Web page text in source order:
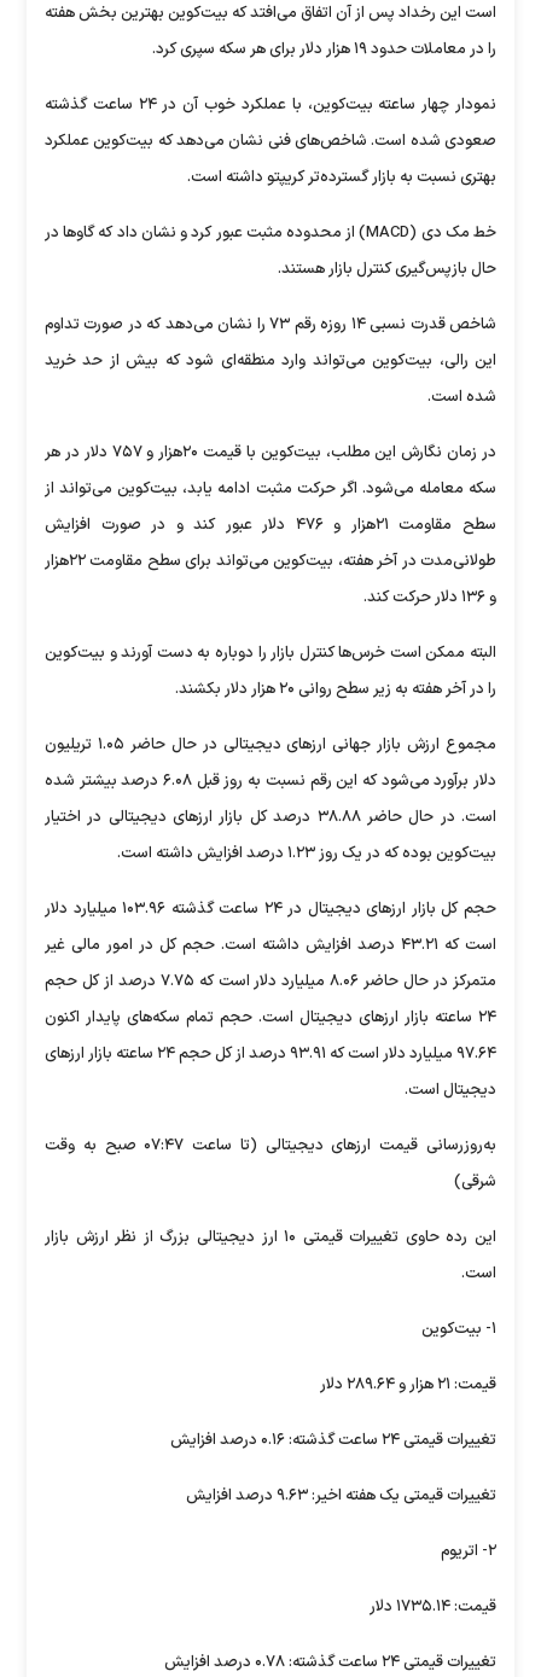
است این رخداد پس از آن اتفاق می‌افتد که بیت‌کوین بهترین بخش هفته
را در معاملات حدود ۱۹ هزار دلار برای هر سکه سپری کرد.
نمودار چهار ساعته بیت‌کوین، با عملکرد خوب آن در ۲۴ ساعت گذشته
صعودی شده است. شاخص‌های فنی نشان می‌دهد که بیت‌کوین عملکرد
بهتری نسبت به بازار گسترده‌تر کریپتو داشته است.
خط مک‌ دی (MACD) از محدوده مثبت عبور کرد و نشان داد که گاوها در
حال بازپس‌گیری کنترل بازار هستند.
شاخص قدرت نسبی ۱۴ روزه رقم ۷۳ را نشان می‌دهد که در صورت تداوم
این رالی، بیت‌کوین می‌تواند وارد منطقه‌ای شود که بیش از حد خرید
شده است.
در زمان نگارش این مطلب، بیت‌کوین با قیمت ۲۰هزار و ۷۵۷ دلار در هر
سکه معامله می‌شود. اگر حرکت مثبت ادامه یابد، بیت‌کوین می‌تواند از
سطح مقاومت ۲۱هزار و ۴۷۶ دلار عبور کند و در صورت افزایش
طولانی‌مدت در آخر هفته، بیت‌کوین می‌تواند برای سطح مقاومت ۲۲هزار
و ۱۳۶ دلار حرکت کند.
البته ممکن است خرس‌ها کنترل بازار را دوباره به دست آورند و بیت‌کوین
را در آخر هفته به زیر سطح روانی ۲۰ هزار دلار بکشند.
مجموع ارزش بازار جهانی ارزهای دیجیتالی در حال حاضر ۱.۰۵ تریلیون
دلار برآورد می‌شود که این رقم نسبت به روز قبل ۶.۰۸ درصد بیشتر شده
است. در حال حاضر ۳۸.۸۸ درصد کل بازار ارزهای دیجیتالی در اختیار
بیت‌کوین بوده که در یک روز ۱.۲۳ درصد افزایش داشته است.
حجم کل بازار ارزهای دیجیتال در ۲۴ ساعت گذشته ۱۰۳.۹۶ میلیارد دلار
است که ۴۳.۲۱ درصد افزایش داشته است. حجم کل در امور مالی غیر
متمرکز در حال حاضر ۸.۰۶ میلیارد دلار است که ۷.۷۵ درصد از کل حجم
۲۴ ساعته بازار ارزهای دیجیتال است. حجم تمام سکه‌های پایدار اکنون
۹۷.۶۴ میلیارد دلار است که ۹۳.۹۱ درصد از کل حجم ۲۴ ساعته بازار ارزهای
دیجیتال است.
به‌روزرسانی قیمت ارزهای دیجیتالی (تا ساعت ۰۷:۴۷ صبح به وقت
شرقی)
این رده حاوی تغییرات قیمتی ۱۰ ارز دیجیتالی بزرگ از نظر ارزش بازار
است.
۱- بیت‌کوین
قیمت: ۲۱ هزار و ۲۸۹.۶۴ دلار
تغییرات قیمتی ۲۴ ساعت گذشته: ۰.۱۶ درصد افزایش
تغییرات قیمتی یک هفته اخیر: ۹.۶۳ درصد افزایش
۲- اتریوم
قیمت: ۱۷۳۵.۱۴ دلار
تغییرات قیمتی ۲۴ ساعت گذشته: ۰.۷۸ درصد افزایش